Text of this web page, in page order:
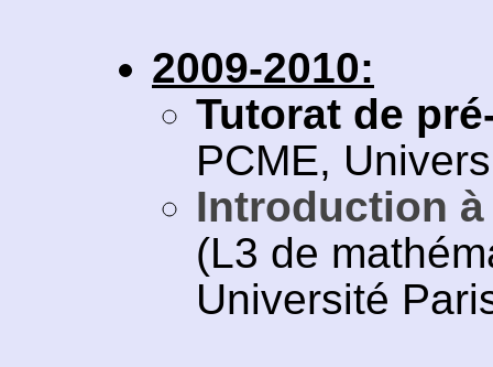
2009-2010:
Tutorat de
PCME,
Introduction
(L3 de
Université